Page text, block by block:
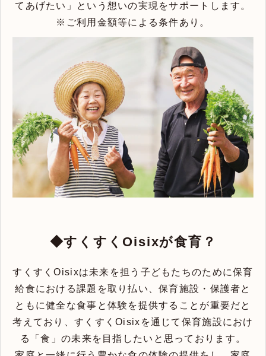
てあげたい」という想いの実現をサポートします。
※ご利用金額等による条件あり。
◆すくすくOisixが食育？
すくすくOisixは未来を担う子どもたちのために保育
給食における課題を取り払い、保育施設・保護者と
ともに健全な食事と体験を提供することが重要だと
考えており、すくすくOisixを通じて保育施設におけ
る「食」の未来を目指したいと思っております。